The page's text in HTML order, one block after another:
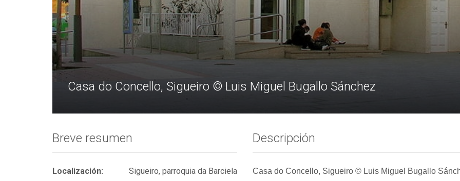
Casa do Concello, Sigueiro © Luis Miguel Bugallo Sánchez
Breve resumen
Localización:
Sigueiro, parroquia da Barciela
Descripción
Casa do Concello, Sigueiro © Luis Miguel Bugallo